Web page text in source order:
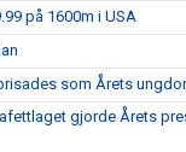
på 1600m i USA
som Årets
gjorde Årets